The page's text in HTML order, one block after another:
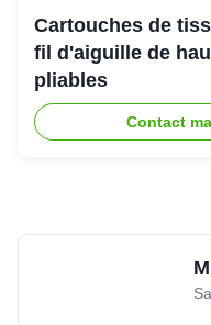
A
Amanda Wilson
United States May
Solved our dust
Cartouches de
fil d'aiguille de
pliables
Contact